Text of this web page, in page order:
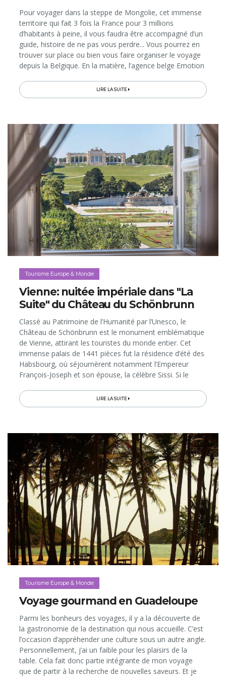
Pour voyager dans la steppe de Mongolie, cet immense
territoire qui fait 3 fois la France pour 3 millions
d’habitants à peine, il vous faudra être accompagné d’un
guide, histoire de ne pas vous perdre... Vous pourrez en
trouver sur place ou bien vous faire organiser le voyage
depuis la Belgique. En la matière, l’agence belge Emotion
plusieurs familles; une aventure que vous pourrez
d’ailleurs partager avec vos enfants. Ce petit tour-
habitants et des coutumes...
LIRE LA SUITE
Tourisme Europe & Monde
Vienne: nuitée impériale dans "La
Suite" du Château du Schönbrunn
Classé au Patrimoine de l’Humanité par l’Unesco, le
Château de Schönbrunn est le monument emblématique
de Vienne, attirant les touristes du monde entier. Cet
immense palais de 1441 pièces fut la résidence d’été des
Habsbourg, où séjournèrent notamment l’Empereur
François-Joseph et son épouse, la célèbre Sissi. Si le
aussi y passer une nuit ultra-privilégiée, en y louant une
suite de 167 m2…
LIRE LA SUITE
Tourisme Europe & Monde
Voyage gourmand en Guadeloupe
Parmi les bonheurs des voyages, il y a la découverte de
la gastronomie de la destination qui nous accueille. C’est
l’occasion d’appréhender une culture sous un autre angle.
Personnellement, j’ai un faible pour les plaisirs de la
table. Cela fait donc partie intégrante de mon voyage
que de partir à la recherche de nouvelles saveurs. Et je